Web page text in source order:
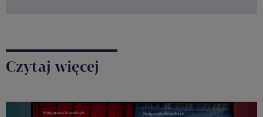
Czytaj więcej